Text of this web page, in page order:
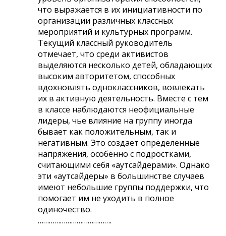
что выражается в их инициативности по
организации различных классных
мероприятий и культурных программ.
Текущий классный руководитель
отмечает, что среди активистов
выделяются несколько детей, обладающих
высоким авторитетом, способных
вдохновлять одноклассников, вовлекать
их в активную деятельность. Вместе с тем
в классе наблюдаются неофициальные
лидеры, чье влияние на группу иногда
бывает как положительным, так и
негативным. Это создает определенные
напряжения, особенно с подростками,
считающими себя «аутсайдерами». Однако
эти «аутсайдеры» в большинстве случаев
имеют небольшие группы поддержки, что
помогает им не уходить в полное
одиночество.
………………………………….